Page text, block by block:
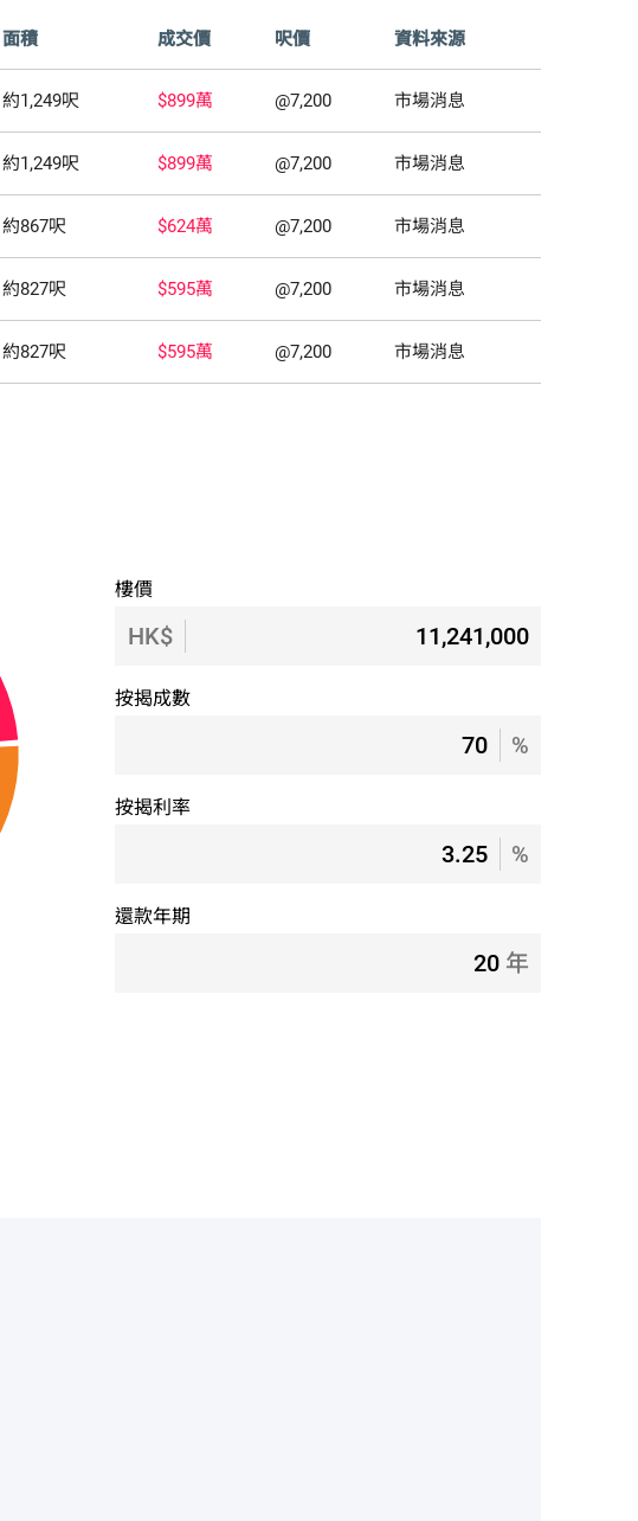
面積 成交價 呎價 資料來源
約1,249呎 $899萬 @7,200 市場消息
約1,249呎 $899萬 @7,200 市場消息
約867呎 $624萬 @7,200 市場消息
約827呎 $595萬 @7,200 市場消息
約827呎 $595萬 @7,200 市場消息
樓價
HK$
按揭成數
%
按揭利率
%
還款年期
年